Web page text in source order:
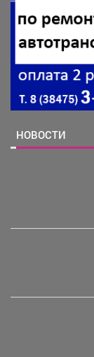
НОВОСТИ